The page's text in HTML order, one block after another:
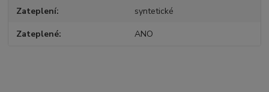
Zateplení syntetické
Zateplené ANO